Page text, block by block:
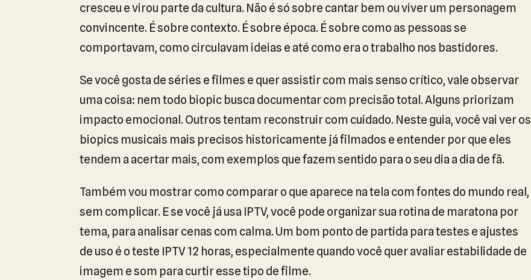
cresceu e virou parte da cultura. Não é só sobre cantar bem ou viver um personagem
convincente. É sobre contexto. É sobre época. É sobre como as pessoas se
comportavam, como circulavam ideias e até como era o trabalho nos bastidores.
Se você gosta de séries e filmes e quer assistir com mais senso crítico, vale observar
uma coisa: nem todo biopic busca documentar com precisão total. Alguns priorizam
impacto emocional. Outros tentam reconstruir com cuidado. Neste guia, você vai ver os
biopics musicais mais precisos historicamente já filmados e entender por que eles
tendem a acertar mais, com exemplos que fazem sentido para o seu dia a dia de fã.
Também vou mostrar como comparar o que aparece na tela com fontes do mundo real,
sem complicar. E se você já usa IPTV, você pode organizar sua rotina de maratona por
tema, para analisar cenas com calma. Um bom ponto de partida para testes e ajustes
de uso é o teste IPTV 12 horas, especialmente quando você quer avaliar estabilidade de
imagem e som para curtir esse tipo de filme.